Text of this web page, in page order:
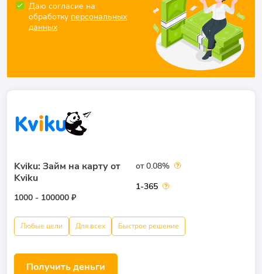
Даю согласие на
обработку персональных
данных
Kviku: Займ на карту от
Kviku
1000 - 100000 ₽
от 0.08%
1-365
Любые цели Для всех Быстрое решение
Получить деньги